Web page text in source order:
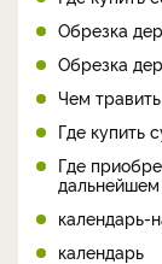
Обрезка
Обрезка
Чем
Где купить
Где
дальнейшем
календарь-
календарь